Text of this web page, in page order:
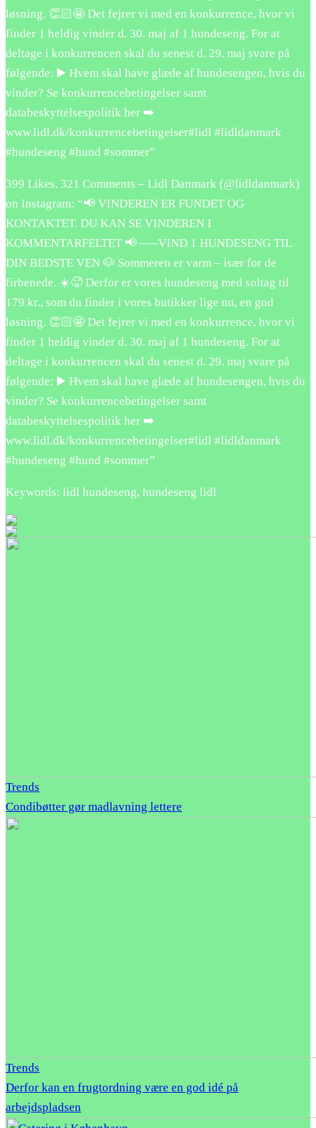
løsning. 👏🏻🤩 Det fejrer vi med en konkurrence, hvor vi
finder 1 heldig vinder d. 30. maj af 1 hundeseng. For at
deltage i konkurrencen skal du senest d. 29. maj svare på
følgende: ▶️ Hvem skal have glæde af hundesengen, hvis du
vinder? Se konkurrencebetingelser samt
databeskyttelsespolitik her ➡️
www.lidl.dk/konkurrencebetingelser#lidl #lidldanmark
#hundeseng #hund #sommer”
399 Likes, 321 Comments – Lidl Danmark (@lidldanmark)
on Instagram: “📢 VINDEREN ER FUNDET OG
KONTAKTET. DU KAN SE VINDEREN I
KOMMENTARFELTET 📢 —–VIND 1 HUNDESENG TIL
DIN BEDSTE VEN 🐶 Sommeren er varm – især for de
firbenede. ☀️🥵 Derfor er vores hundeseng med soltag til
179 kr., som du finder i vores butikker lige nu, en god
løsning. 👏🏻🤩 Det fejrer vi med en konkurrence, hvor vi
finder 1 heldig vinder d. 30. maj af 1 hundeseng. For at
deltage i konkurrencen skal du senest d. 29. maj svare på
følgende: ▶️ Hvem skal have glæde af hundesengen, hvis du
vinder? Se konkurrencebetingelser samt
databeskyttelsespolitik her ➡️
www.lidl.dk/konkurrencebetingelser#lidl #lidldanmark
#hundeseng #hund #sommer”
Keywords: lidl hundeseng, hundeseng lidl
Trends
Condibøtter gør madlavning lettere
Trends
Derfor kan en frugtordning være en god idé på
arbejdspladsen